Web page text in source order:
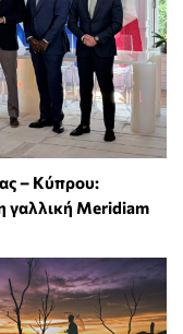
– Κύπρου:
γαλλική Meridiam